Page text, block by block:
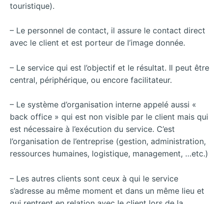
touristique).
– Le personnel de contact, il assure le contact direct
avec le client et est porteur de l’image donnée.
– Le service qui est l’objectif et le résultat. Il peut être
central, périphérique, ou encore facilitateur.
– Le système d’organisation interne appelé aussi «
back office » qui est non visible par le client mais qui
est nécessaire à l’exécution du service. C’est
l’organisation de l’entreprise (gestion, administration,
ressources humaines, logistique, management, …etc.)
– Les autres clients sont ceux à qui le service
s’adresse au même moment et dans un même lieu et